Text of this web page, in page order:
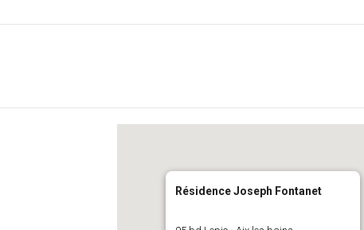
Résidence Joseph Fontanet